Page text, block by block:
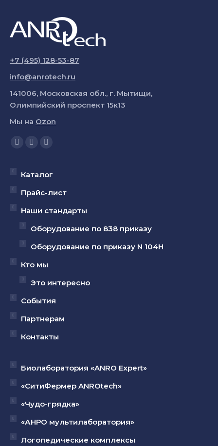
+7 (495) 128-53-87
info@anrotech.ru
141006, Московская обл., г. Мытищи,
Олимпийский проспект 15к13
Мы на Ozon
Ищите нас:
Страница
открывается
новом
окне
Страница
открывается
новом
окне
Страница
открывается
новом
окне
Каталог
Прайс-лист
Наши стандарты
Оборудование по 838 приказу
Оборудование по приказу N 104Н
Кто мы
Это интересно
События
Партнерам
Контакты
Биолаборатория «ANRO Expert»
«СитиФермер ANROtech»
«Чудо-грядка»
«АНРО мультилаборатория»
Логопедические комплексы